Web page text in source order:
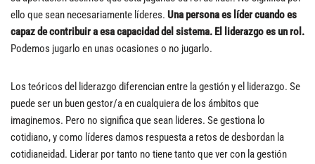
ello que sean necesariamente líderes. Una persona es líder cuando es
capaz de contribuir a esa capacidad del sistema. El liderazgo es un rol.
Podemos jugarlo en unas ocasiones o no jugarlo.
Los teóricos del liderazgo diferencian entre la gestión y el liderazgo. Se
puede ser un buen gestor/a en cualquiera de los ámbitos que
imaginemos. Pero no significa que sean lideres. Se gestiona lo
cotidiano, y como líderes damos respuesta a retos de desbordan la
cotidianeidad. Liderar por tanto no tiene tanto que ver con la gestión